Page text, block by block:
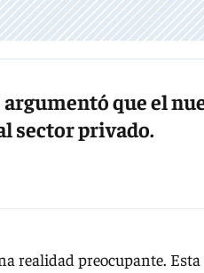
que el
sector privado.
realidad preocupante. Esta